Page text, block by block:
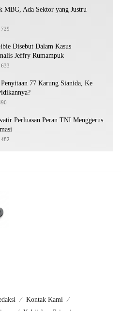
MBG, Ada Sektor yang Justru
729
Disebut Dalam Kasus
Jeffry Rumampuk
633
Penyitaan 77 Karung Sianida, Ke
Perluasan Peran TNI Menggerus
482
Kontak Kami